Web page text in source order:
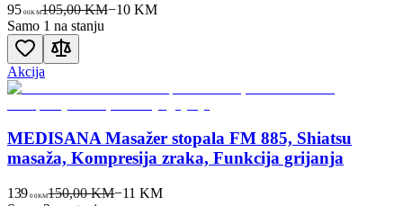
95 00KM105,00 KM−10KM
Samo 1 na stanju
Akcija
MEDISANA Masažer stopala FM 885, Shiatsu
masaža, Kompresija zraka, Funkcija grijanja
139 00KM150,00 KM−11 KM